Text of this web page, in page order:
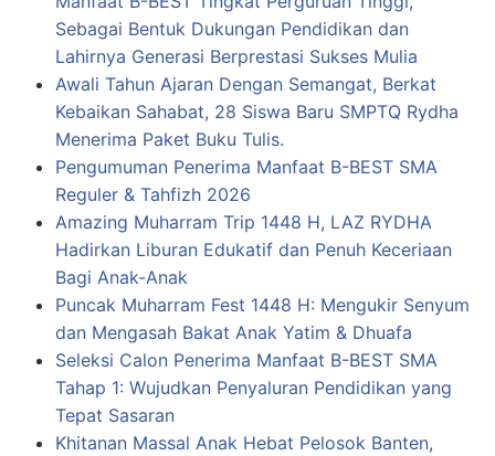
Sebagai Bentuk Dukungan Pendidikan dan
Lahirnya Generasi Berprestasi Sukses Mulia
Awali Tahun Ajaran Dengan Semangat, Berkat
Kebaikan Sahabat, 28 Siswa Baru SMPTQ Rydha
Menerima Paket Buku Tulis.
Pengumuman Penerima Manfaat B-BEST SMA
Reguler & Tahfizh 2026
Amazing Muharram Trip 1448 H, LAZ RYDHA
Hadirkan Liburan Edukatif dan Penuh Keceriaan
Bagi Anak-Anak
Puncak Muharram Fest 1448 H: Mengukir Senyum
dan Mengasah Bakat Anak Yatim & Dhuafa
Seleksi Calon Penerima Manfaat B-BEST SMA
Tahap 1: Wujudkan Penyaluran Pendidikan yang
Tepat Sasaran
Khitanan Massal Anak Hebat Pelosok Banten,